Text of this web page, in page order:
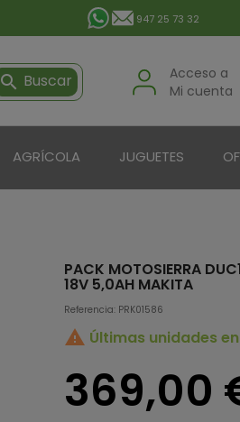
947 25 73 32
 Buscar
Acceso a
Mi cuenta
AGRÍCOLA JUGUETES
PACK MOTOSIERRA
18V 5,0AH MAKITA
Referencia: PRK01586
 Últimas unidades
369,00